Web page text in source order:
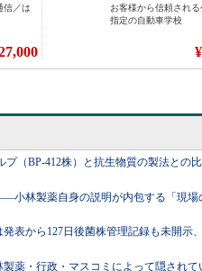
プ（BP-412株）と抗生物質の製法と
小林製薬自身の説明が内包する「現場
表から127日後菌株管理記録も未開示
薬・行政・マスコミによって隠され